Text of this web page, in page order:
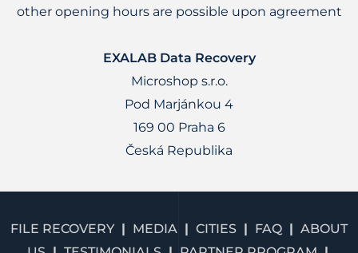
other opening hours are possible upon agreement
EXALAB Data Recovery
Microshop s.r.o.
Pod Marjánkou 4
169 00 Praha 6
Česká Republika
FILE RECOVERY MEDIA CITIES FAQ
ABOUT